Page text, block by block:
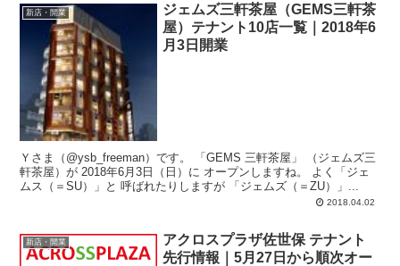
新店・開業
ジェムズ三軒茶屋（GEMS三軒茶
屋）テナント10店一覧｜2018年6
月3日開業
Ｙさま（@ysb_freeman）です。 「GEMS 三軒茶屋」 （ジェムズ三
軒茶屋）が 2018年6月3日（日）に オープンしますね。 よく「ジェ
ムス（＝SU）」と 呼ばれたりしますが 「ジェムズ（＝ZU）」...
2018.04.02
新店・開業
アクロスプラザ佐世保 テナント
先行情報｜5月27日から順次オー